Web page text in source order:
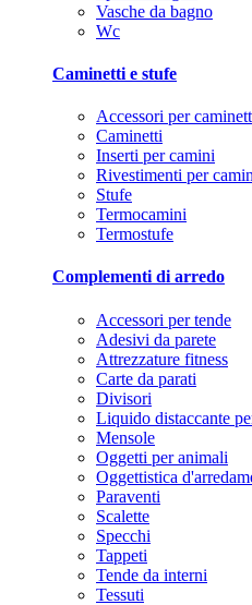
Vasche da bagno
Wc
Caminetti e stufe
Accessori per
Caminetti
Inserti per camini
Rivestimenti per
Stufe
Termocamini
Termostufe
Complementi di arredo
Accessori per tende
Adesivi da parete
Attrezzature fitness
Carte da parati
Divisori
Liquido distaccante
Mensole
Oggetti per animali
Oggettistica
Paraventi
Scalette
Specchi
Tappeti
Tende da interni
Tessuti